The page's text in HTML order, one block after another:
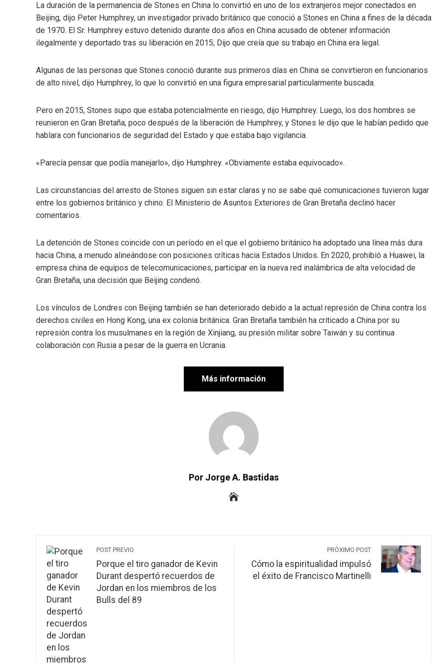
La duración de la permanencia de Stones en China lo convirtió en uno de los extranjeros mejor conectados en
Beijing, dijo Peter Humphrey, un investigador privado británico que conoció a Stones en China a fines de la década
de 1970. El Sr. Humphrey estuvo detenido durante dos años en China acusado de obtener información
ilegalmente y deportado tras su liberación en 2015; Dijo que creía que su trabajo en China era legal.
Algunas de las personas que Stones conoció durante sus primeros días en China se convirtieron en funcionarios
de alto nivel, dijo Humphrey, lo que lo convirtió en una figura empresarial particularmente buscada.
Pero en 2015, Stones supo que estaba potencialmente en riesgo, dijo Humphrey. Luego, los dos hombres se
reunieron en Gran Bretaña, poco después de la liberación de Humphrey, y Stones le dijo que le habían pedido que
hablara con funcionarios de seguridad del Estado y que estaba bajo vigilancia.
«Parecía pensar que podía manejarlo», dijo Humphrey. «Obviamente estaba equivocado».
Las circunstancias del arresto de Stones siguen sin estar claras y no se sabe qué comunicaciones tuvieron lugar
entre los gobiernos británico y chino. El Ministerio de Asuntos Exteriores de Gran Bretaña declinó hacer
comentarios.
La detención de Stones coincide con un período en el que el gobierno británico ha adoptado una línea más dura
hacia China, a menudo alineándose con posiciones críticas hacia Estados Unidos. En 2020, prohibió a Huawei, la
empresa china de equipos de telecomunicaciones, participar en la nueva red inalámbrica de alta velocidad de
Gran Bretaña, una decisión que Beijing condenó.
Los vínculos de Londres con Beijing también se han deteriorado debido a la actual represión de China contra los
derechos civiles en Hong Kong, una ex colonia británica. Gran Bretaña también ha criticado a China por su
represión contra los musulmanes en la región de Xinjiang, su presión militar sobre Taiwán y su continua
colaboración con Rusia a pesar de la guerra en Ucrania.
Más información
Por Jorge A. Bastidas
POST PREVIO
Porque el tiro ganador de Kevin
Durant despertó recuerdos de
Jordan en los miembros de los
Bulls del 89
PRÓXIMO POST
Cómo la espiritualidad impulsó
el éxito de Francisco Martinelli